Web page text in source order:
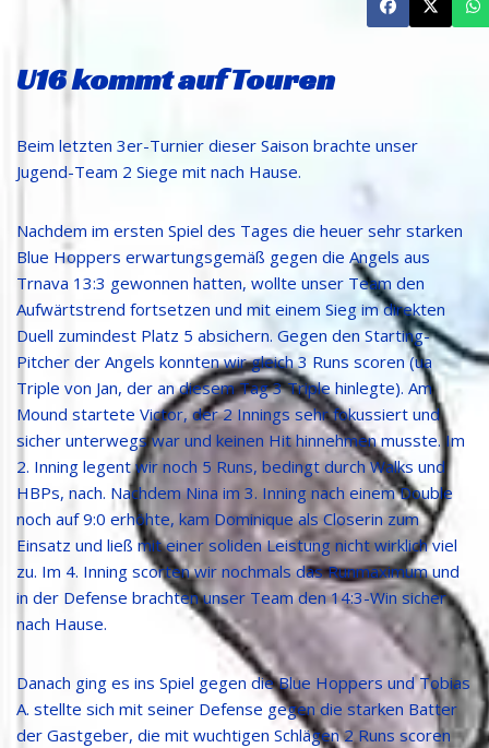
U16 kommt auf Touren
Beim letzten 3er-Turnier dieser Saison brachte unser
Jugend-Team 2 Siege mit nach Hause.
Nachdem im ersten Spiel des Tages die heuer sehr starken
Blue Hoppers erwartungsgemäß gegen die Angels aus
Trnava 13:3 gewonnen hatten, wollte unser Team den
Aufwärtstrend fortsetzen und mit einem Sieg im direkten
Duell zumindest Platz 5 absichern. Gegen den Starting-
Pitcher der Angels konnten wir gleich 3 Runs scoren (ua
Triple von Jan, der an diesem Tag 3 Triple hinlegte). Am
Mound startete Victor, der 2 Innings sehr fokussiert und
sicher unterwegs war und keinen Hit hinnehmen musste. Im
2. Inning legent wir noch 5 Runs, bedingt durch Walks und
HBPs, nach. Nachdem Nina im 3. Inning nach einem Double
noch auf 9:0 erhöhte, kam Dominique als Closerin zum
Einsatz und ließ mit einer soliden Leistung nicht wirklich viel
zu. Im 4. Inning scorten wir nochmals das Runmaximum und
in der Defense brachten unser Team den 14:3-Win sicher
nach Hause.
Danach ging es ins Spiel gegen die Blue Hoppers und Tobias
A. stellte sich mit seiner Defense gegen die starken Batter
der Gastgeber, die mit wuchtigen Schlägen 2 Runs scoren